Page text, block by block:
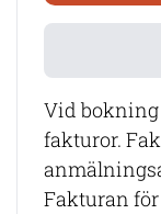
Vid bokning
fakturor.
Fakturan